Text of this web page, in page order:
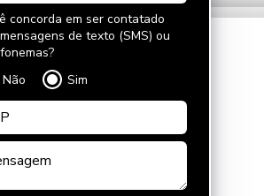
concorda em ser contatado
de texto (SMS) ou
Não
Sim